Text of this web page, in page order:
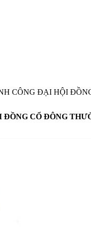
CÔNG ĐẠI HỘI
CỔ ĐÔNG